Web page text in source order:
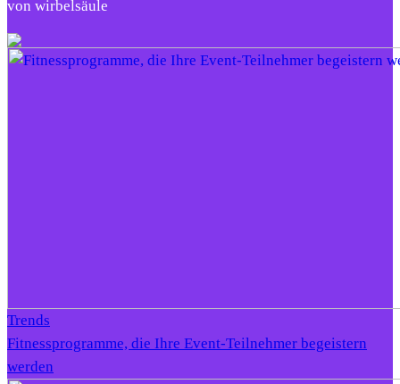
von wirbelsäule
Trends
Fitnessprogramme, die Ihre Event-Teilnehmer begeistern
werden